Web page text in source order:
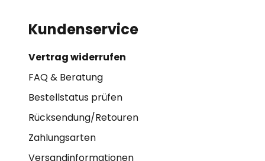
Kundenservice
Vertrag widerrufen
FAQ & Beratung
Bestellstatus prüfen
Rücksendung/Retouren
Zahlungsarten
Versandinformationen